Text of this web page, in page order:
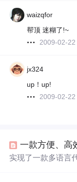
waizqfor
帮顶 迷糊了!~
2009-02-22
jx324
up！up!
2009-02-22
一款方便、高
实现了一款多语言